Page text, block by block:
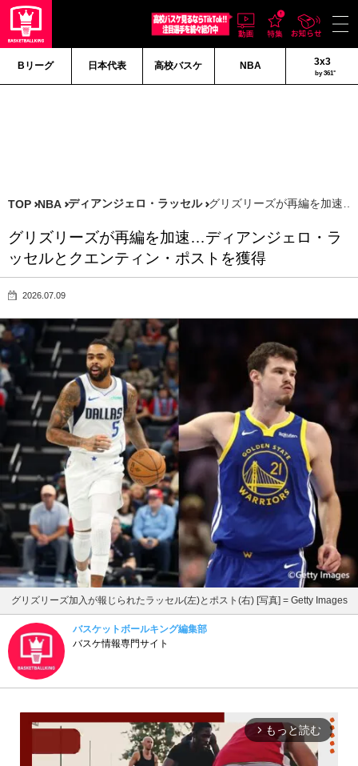
Bリーグ 日本代表 高校バスケ NBA 3x3
by 361°
TOP NBA ディアンジェロ・ラッセル グリズリーズが再編を加速…
グリズリーズが再編を加速…ディアンジェロ・ラ
ッセルとクエンティン・ポストを獲得
2026.07.09
グリズリーズ加入が報じられたラッセル(左)とポスト(右) [写真] = Getty Images
バスケットボールキング編集部
バスケ情報専門サイト
arrow_forward_ios もっと読む